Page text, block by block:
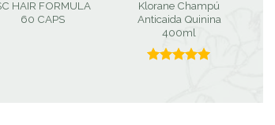
HAIR FORMULA
60 CAPS
Klorane Champú
Anticaida Quinina
400ml